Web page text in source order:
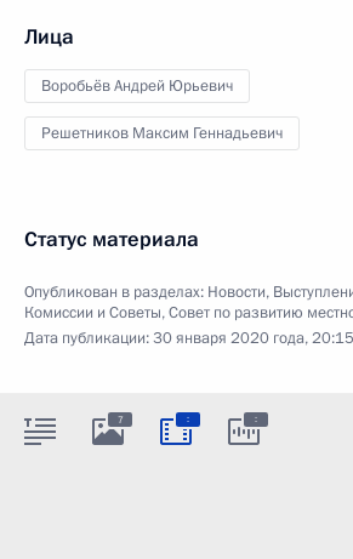
Лица
Воробьёв Андрей Юрьевич
Решетников Максим Геннадьевич
Статус материала
Опубликован в разделах: Новости,
Комиссии и Советы,Совет по развитию
Дата публикации:30 января 2020 года, 20:15
7 : :